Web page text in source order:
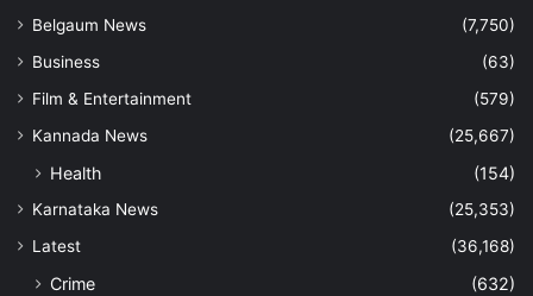
Belgaum News
(7,750)
Business
(63)
Film & Entertainment
(579)
Kannada News
(25,667)
Health (154)
Karnataka News
(25,353)
Latest
(36,168)
Crime
(632)